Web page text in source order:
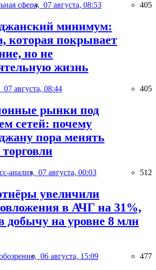
сфера, 07 августа, 08:53 405
минимум:
которая покрывает
но не
жизнь
07 августа, 08:44 405
рынки под
сетей: почему
пора менять
анализ, 07 августа, 00:03 512
увеличили
в АЧГ на 31%,
добычу на уровне 8 млн
06 августа, 15:09 477